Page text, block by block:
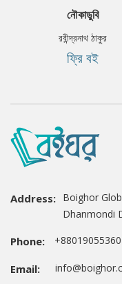
নৌকাডুবি
রবীন্দ্রনাথ ঠাকুর
ফ্রি বই
Address: Boighor
Dhanmondi
Phone:
Email: